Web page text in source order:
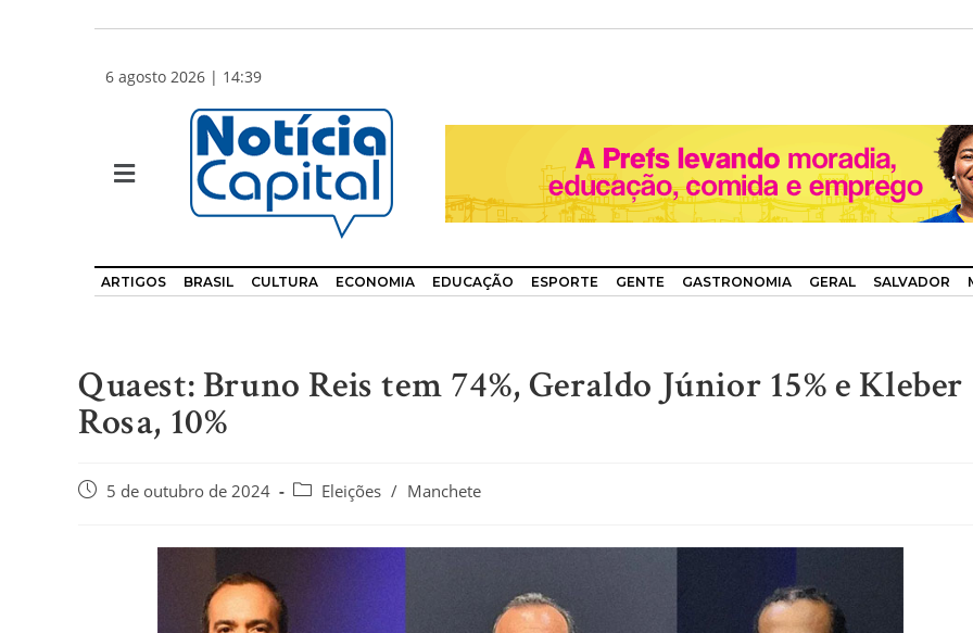
6 agosto 2026 | 14:39
ARTIGOS BRASIL CULTURA ECONOMIA EDUCAÇÃO ESPORTE GENTE GASTRONOMIA GERAL SALVADOR
Quaest: Bruno Reis tem 74%, Geraldo Júnior 15% e Kleber
Rosa, 10%
5 de outubro de 2024 Eleições / Manchete